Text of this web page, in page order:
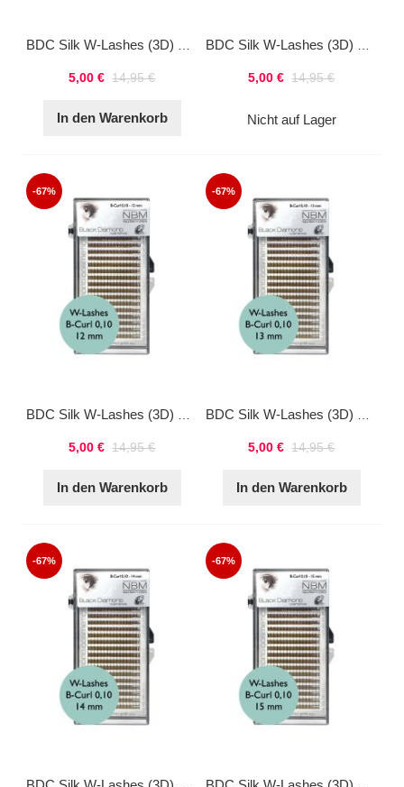
5,00 € 14,95 €
In den Warenkorb
5,00 € 14,95 €
Nicht auf Lager
-67%
BDC Silk W-Lashes (3D) B-Curl 0,10 12mm
5,00 € 14,95 €
In den Warenkorb
-67%
BDC Silk W-Lashes (3D) B-Curl 0,10 13mm
5,00 € 14,95 €
In den Warenkorb
-67% -67%